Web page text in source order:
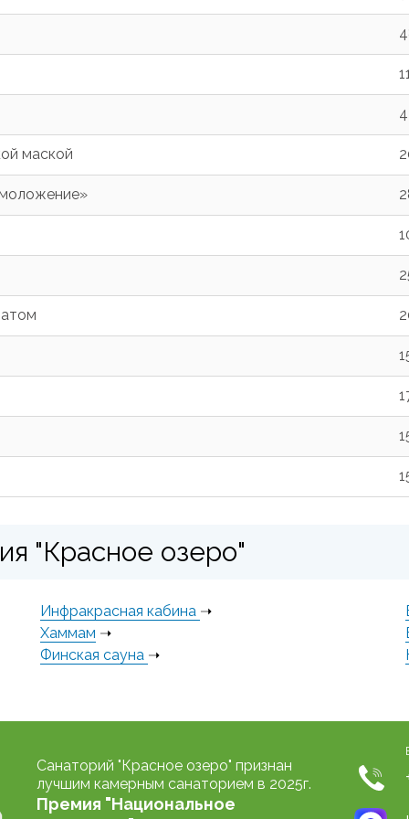
маской
"Красное озеро"
Инфракрасная кабина ➝
Хаммам ➝
Финская сауна ➝
Санаторий "Красное озеро" признан
лучшим камерным санаторием в 2025г.
Премия "Национальное